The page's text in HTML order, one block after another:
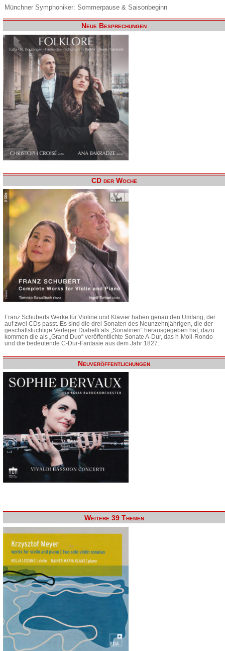
Münchner Symphoniker: Sommerpause & Saisonbeginn
Neue Besprechungen
CD der Woche
Franz Schuberts Werke für Violine und Klavier haben genau den Umfang, der
auf zwei CDs passt. Es sind die drei Sonaten des Neunzehnjährigen, die der
geschäftstüchtige Verleger Diabelli als „Sonatinen“ herausgegeben hat, dazu
kommen die als „Grand Duo“ veröffentlichte Sonate A-Dur, das h-Moll-Rondo
und die bedeutende C-Dur-Fantasie aus dem Jahr 1827.
Neuveröffentlichungen
Weitere 39 Themen